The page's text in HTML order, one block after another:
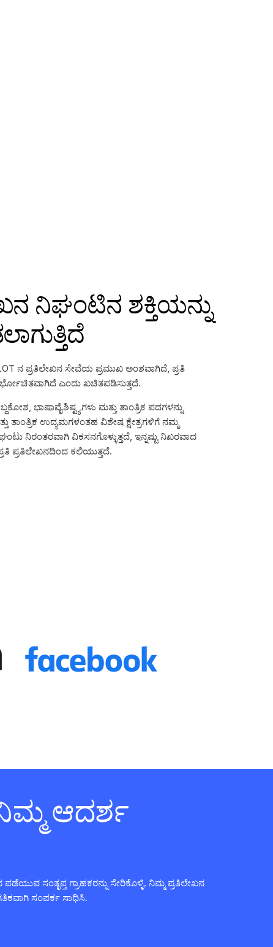
ನಿಘಂಟಿನ ಶಕ್ತಿಯನ್ನು
ನ ಪ್ರತಿಲೇಖನ ಸೇವೆಯ ಪ್ರಮುಖ ಅಂಶವಾಗಿದೆ, ಪ್ರತಿ
ಎಂದು ಖಚಿತಪಡಿಸುತ್ತದೆ.
ಭಾಷಾವೈಶಿಷ್ಟ್ಯಗಳು ಮತ್ತು ತಾಂತ್ರಿಕ ಪದಗಳನ್ನು
ತಾಂತ್ರಿಕ ಉದ್ಯಮಗಳಂತಹ ವಿಶೇಷ ಕ್ಷೇತ್ರಗಳಿಗೆ ನಮ್ಮ
ನಿರಂತರವಾಗಿ ವಿಕಸನಗೊಳ್ಳುತ್ತದೆ, ಇನ್ನಷ್ಟು ನಿಖರವಾದ
ಪ್ರತಿಲೇಖನದಿಂದ ಕಲಿಯುತ್ತದೆ.
ಆದರ್ಶ
ಸಂತೃಪ್ತ ಗ್ರಾಹಕರನ್ನು ಸೇರಿಕೊಳ್ಳಿ. ನಿಮ್ಮ ಪ್ರತಿಲೇಖನ
ಸಂಪರ್ಕ ಸಾಧಿಸಿ.